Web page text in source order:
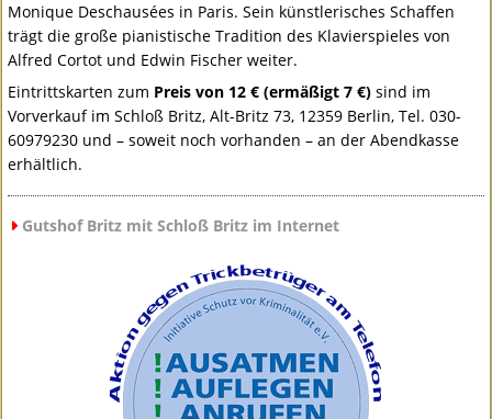
Monique Deschausées in Paris. Sein künstlerisches Schaffen
trägt die große pianistische Tradition des Klavierspieles von
Alfred Cortot und Edwin Fischer weiter.
Eintrittskarten zum Preis von 12 € (ermäßigt 7 €) sind im
Vorverkauf im Schloß Britz, Alt-Britz 73, 12359 Berlin, Tel. 030-
60979230 und – soweit noch vorhanden – an der Abendkasse
erhältlich.
Gutshof Britz mit Schloß Britz im Internet